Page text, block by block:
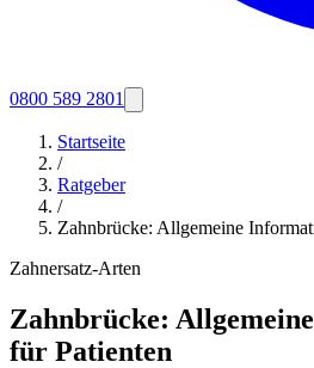
0800 589 2801
Startseite
/
Ratgeber
/
Zahnbrücke: Allgemeine
Zahnersatz-Arten
Zahnbrücke:
für Patienten